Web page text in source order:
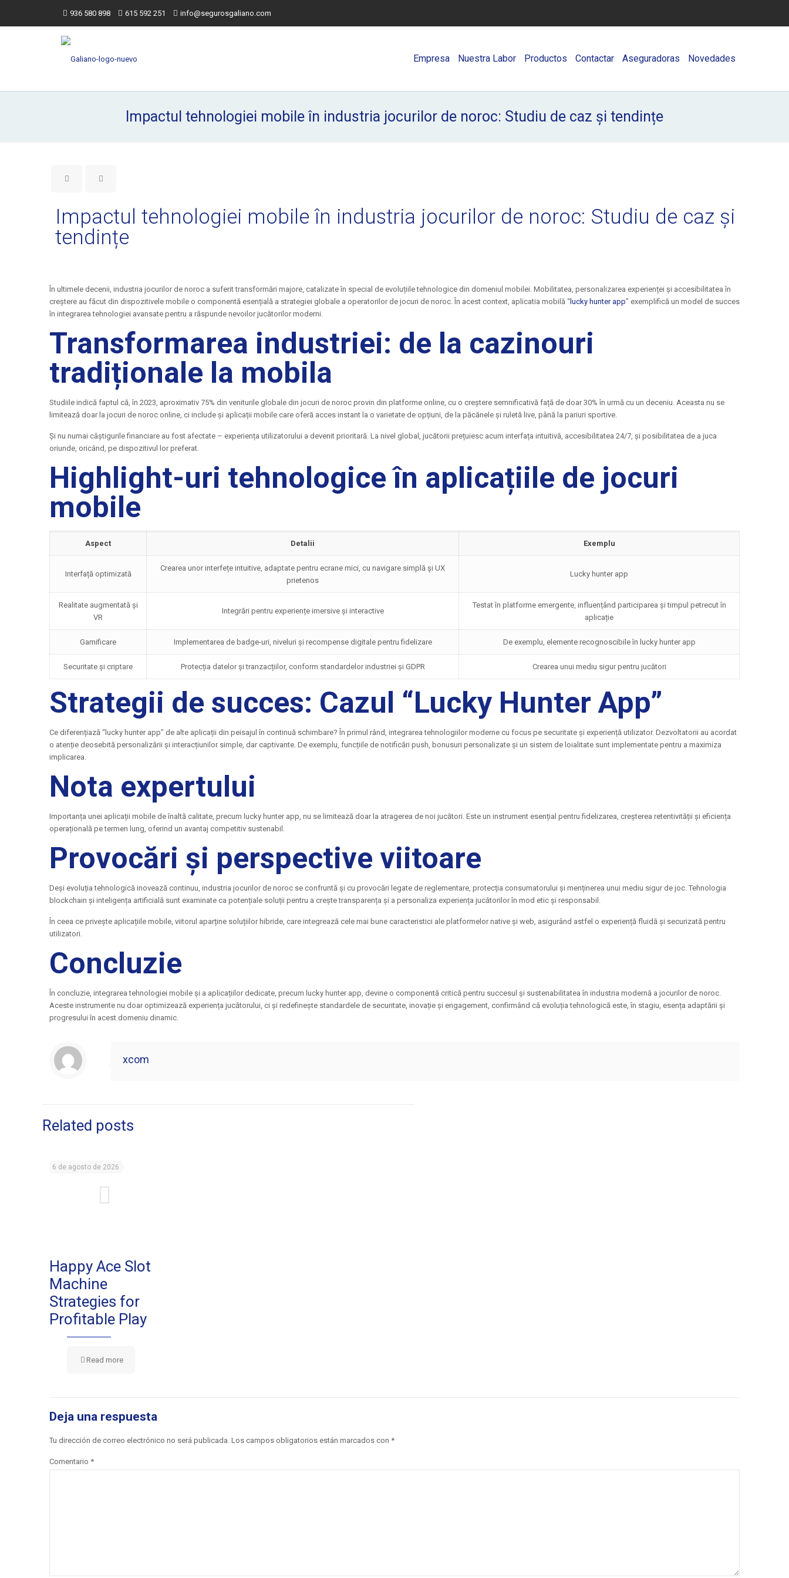
936 580 898 615 592 251 info@segurosgaliano.com
Empresa Nuestra Labor Productos Contactar Aseguradoras Novedades
Impactul tehnologiei mobile în industria jocurilor de noroc: Studiu de caz și tendințe
Impactul tehnologiei mobile în industria jocurilor de noroc: Studiu de caz și
tendințe
În ultimele decenii, industria jocurilor de noroc a suferit transformări majore, catalizate în special de evoluțiile tehnologice din domeniul mobilei. Mobilitatea, personalizarea experienței și accesibilitatea în
creștere au făcut din dispozitivele mobile o componentă esențială a strategiei globale a operatorilor de jocuri de noroc. În acest context, aplicatia mobilă “ lucky hunter app” exemplifică un model de succes
în integrarea tehnologiei avansate pentru a răspunde nevoilor jucătorilor moderni.
Transformarea industriei: de la cazinouri
tradiționale la mobila
Studiile indică faptul că, în 2023, aproximativ 75% din veniturile globale din jocuri de noroc provin din platforme online, cu o creștere semnificativă față de doar 30% în urmă cu un deceniu. Aceasta nu se
limitează doar la jocuri de noroc online, ci include și aplicații mobile care oferă acces instant la o varietate de opțiuni, de la păcănele și ruletă live, până la pariuri sportive.
Și nu numai câștigurile financiare au fost afectate – experiența utilizatorului a devenit prioritară. La nivel global, jucătorii prețuiesc acum interfața intuitivă, accesibilitatea 24/7, și posibilitatea de a juca
oriunde, oricând, pe dispozitivul lor preferat.
Highlight-uri tehnologice în aplicațiile de jocuri
mobile
Aspect Detalii Exemplu
Interfață optimizată
Crearea unor interfețe intuitive, adaptate pentru ecrane mici, cu navigare simplă și UX
prietenos
Lucky hunter app
Realitate augmentată și
VR
Integrări pentru experiențe imersive și interactive
Testat în platforme emergente, influențând participarea și timpul petrecut în
aplicație
Gamificare Implementarea de badge-uri, niveluri și recompense digitale pentru fidelizare De exemplu, elemente recognoscibile în lucky hunter app
Securitate și criptare Protecția datelor și tranzacțiilor, conform standardelor industriei și GDPR Crearea unui mediu sigur pentru jucători
Strategii de succes: Cazul “Lucky Hunter App”
Ce diferențiază “lucky hunter app” de alte aplicații din peisajul în continuă schimbare? În primul rând, integrarea tehnologiilor moderne cu focus pe securitate și experiență utilizator. Dezvoltatorii au acordat
o atenție deosebită personalizării și interacțiunilor simple, dar captivante. De exemplu, funcțiile de notificări push, bonusuri personalizate și un sistem de loialitate sunt implementate pentru a maximiza
implicarea.
Nota expertului
Importanța unei aplicații mobile de înaltă calitate, precum lucky hunter app, nu se limitează doar la atragerea de noi jucători. Este un instrument esențial pentru fidelizarea, creșterea retentivității și eficiența
operațională pe termen lung, oferind un avantaj competitiv sustenabil.
Provocări și perspective viitoare
Deși evoluția tehnologică inovează continuu, industria jocurilor de noroc se confruntă și cu provocări legate de reglementare, protecția consumatorului și menținerea unui mediu sigur de joc. Tehnologia
blockchain și inteligența artificială sunt examinate ca potențiale soluții pentru a crește transparența și a personaliza experiența jucătorilor în mod etic și responsabil.
În ceea ce privește aplicațiile mobile, viitorul aparține soluțiilor hibride, care integrează cele mai bune caracteristici ale platformelor native și web, asigurând astfel o experiență fluidă și securizată pentru
utilizatori.
Concluzie
În concluzie, integrarea tehnologiei mobile și a aplicațiilor dedicate, precum lucky hunter app, devine o componentă critică pentru succesul și sustenabilitatea în industria modernă a jocurilor de noroc.
Aceste instrumente nu doar optimizează experiența jucătorului, ci și redefinește standardele de securitate, inovație și engagement, confirmând că evoluția tehnologică este, în stagiu, esența adaptării și
progresului în acest domeniu dinamic.
xcom
Related posts
6 de agosto de 2026
Happy Ace Slot
Machine
Strategies for
Profitable Play
Read more
Deja una respuesta
Tu dirección de correo electrónico no será publicada. Los campos obligatorios están marcados con *
Comentario *